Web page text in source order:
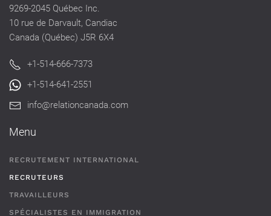
9269-2045 Québec Inc.
10 rue de Darvault, Candiac
Canada (Québec) J5R 6X4
+1-514-666-7373
+1-514-641-2551
info@relationcanada.com
Menu
RECRUTEMENT INTERNATIONAL
RECRUTEURS
TRAVAILLEURS
SPÉCIALISTES EN IMMIGRATION